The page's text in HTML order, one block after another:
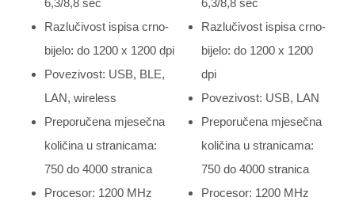
6,3/8,8 sec
Razlučivost ispisa crno-
bijelo: do 1200 x 1200 dpi
Povezivost: USB, BLE,
LAN, wireless
Preporučena mjesečna
količina u stranicama:
750 do 4000 stranica
Procesor: 1200 MHz
6,3/8,8 sec
Razlučivost ispisa crno-
bijelo: do 1200 x 1200
dpi
Povezivost: USB, LAN
Preporučena mjesečna
količina u stranicama:
750 do 4000 stranica
Procesor: 1200 MHz